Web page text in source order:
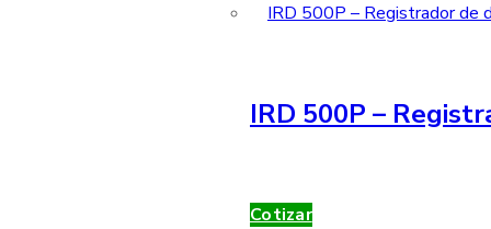
IRD 500P –
Cotizar